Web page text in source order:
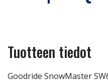
Tuotteen tiedot
Goodride SnowMaster